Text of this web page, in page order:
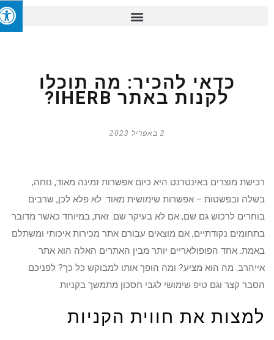
כדאי להכיר: מה תוכלו
לקנות באתר IHERB?
רכישת מוצרים באינטרנט היא כיום אפשרות זמינה מאוד, נוחה,
בשלה ובפשטות – אפשרות שימושית מאוד. לא פלא לכן, שרבים
בוחרים לרכוש גם שם, אם לא בעיקר שם. זאת, במיוחד כאשר מדובר
בתחומים נקודתיים, אם מוצאים עבורם אתר מכירות איכותי ומשתלם
באמת. אחד הפופולאריים יותר מבין האתרים האלה הוא אתר
אייהרב. מה הוא מציע? ומה הופך אותו למבוקש כל כך? לפניכם
הסבר קצר וגם טיפ שימושי לגבי חסכון מתמשך בקניות.
למצות את חווית הקניות